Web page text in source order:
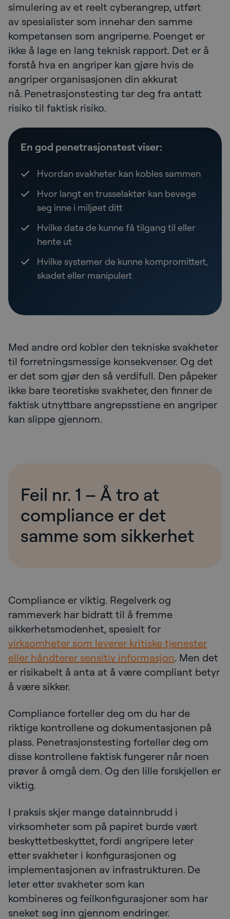
simulering av et reelt cyberangrep, utført
av spesialister som innehar den samme
kompetansen som angriperne. Poenget er
ikke å lage en lang teknisk rapport. Det er å
forstå hva en angriper kan gjøre hvis de
angriper organisasjonen din akkurat
nå. Penetrasjonstesting tar deg fra antatt
risiko til faktisk risiko.
En god penetrasjonstest viser:
Hvordan svakheter kan kobles sammen
Hvor langt en trusselaktør kan bevege
seg inne i miljøet ditt
Hvilke data de kunne få tilgang til eller
hente ut
Hvilke systemer de kunne kompromittert,
skadet eller manipulert
Med andre ord kobler den tekniske svakheter
til forretningsmessige konsekvenser. Og det
er det som gjør den så verdifull. Den påpeker
ikke bare teoretiske svakheter, den finner de
faktisk utnyttbare angrepsstiene en angriper
kan slippe gjennom.
Feil nr. 1 – Å tro at
compliance er det
samme som sikkerhet
Compliance er viktig. Regelverk og
rammeverk har bidratt til å fremme
sikkerhetsmodenhet, spesielt for
virksomheter som leverer kritiske tjenester
eller håndterer sensitiv informasjon. Men det
er risikabelt å anta at å være compliant betyr
å være sikker.
Compliance forteller deg om du har de
riktige kontrollene og dokumentasjonen på
plass. Penetrasjonstesting forteller deg om
disse kontrollene faktisk fungerer når noen
prøver å omgå dem. Og den lille forskjellen er
viktig.
I praksis skjer mange datainnbrudd i
virksomheter som på papiret burde vært
beskyttetbeskyttet, fordi angripere leter
etter svakheter i konfigurasjonen og
implementasjonen av infrastrukturen. De
leter etter svakheter som kan
kombineres og feilkonfigurasjoner som har
sneket seg inn gjennom endringer.